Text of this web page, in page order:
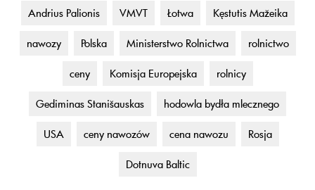
Andrius Palionis VMVT Łotwa Kęstutis Mažeika
nawozy Polska Ministerstwo Rolnictwa rolnictwo
ceny Komisja Europejska rolnicy
Gediminas Stanišauskas hodowla bydła mlecznego
USA ceny nawozów cena nawozu Rosja
Dotnuva Baltic